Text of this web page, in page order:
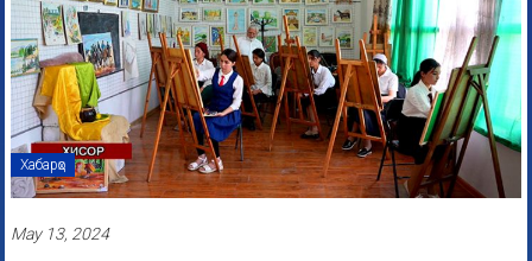
Хабарҳо
May 13, 2024